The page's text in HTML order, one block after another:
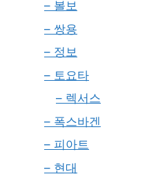
– 볼보
– 쌍용
– 정보
– 토요타
– 렉서스
– 폭스바겐
– 피아트
– 현대